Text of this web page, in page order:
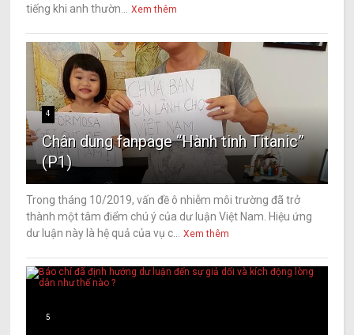
tiếng khi anh thườn...
Xem thêm
4
Chân dung fanpage “Hành tinh Titanic”
(P1)
Trong tháng 10/2019, vấn đề ô nhiễm môi trường đã trở
thành một tâm điểm chú ý của dư luận Việt Nam. Hiệu ứng
dư luận này là hệ quả của vụ c...
Xem thêm
5